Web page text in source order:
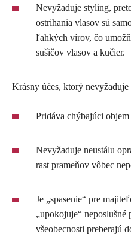
Nevyžaduje styling,
ostrihania vlasov sú
ľahkých vírov, čo
sušičov vlasov a kučier.
Krásny účes, ktorý
Pridáva chýbajúci objem
Nevyžaduje neustálu
rast prameňov vôbec
Je „spasenie“ pre
„upokojuje“ neposlušné
všeobecnosti preberajú